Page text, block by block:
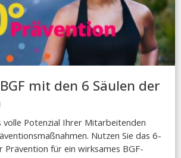
mit den 6 Säulen der
volle Potenzial Ihrer Mitarbeitenden
Nutzen Sie das 6-
Prävention für ein wirksames BGF-